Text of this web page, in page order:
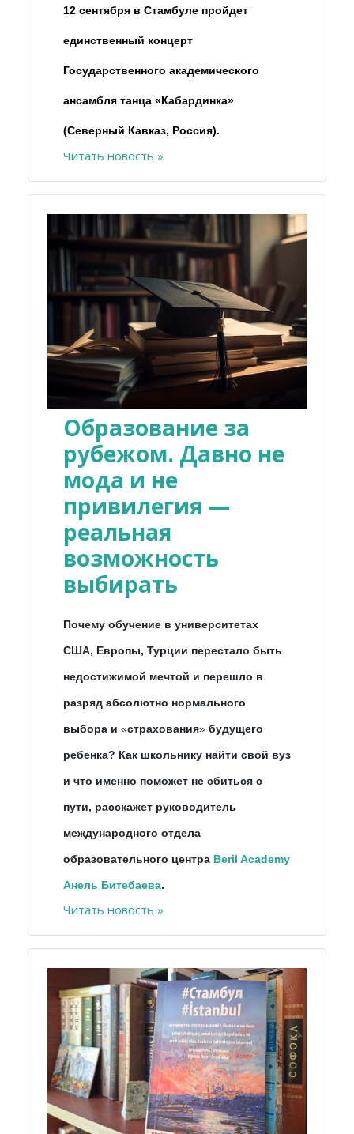
12 сентября в Стамбуле пройдет
единственный концерт
Государственного академического
ансамбля танца «Кабардинка»
(Северный Кавказ, Россия).
Читать новость »
Образование за
рубежом. Давно не
мода и не
привилегия —
реальная
возможность
выбирать
Почему обучение в университетах
США, Европы, Турции перестало быть
недостижимой мечтой и перешло в
разряд абсолютно нормального
выбора и «страхования» будущего
ребенка? Как школьнику найти свой вуз
и что именно поможет не сбиться с
пути, расскажет руководитель
международного отдела
образовательного центра Beril Academy
Анель Битебаева.
Читать новость »